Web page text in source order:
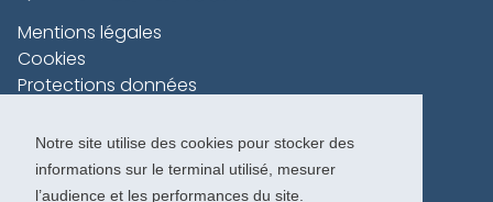
Notre site utilise des cookies pour stocker des
informations sur le terminal utilisé, mesurer
l’audience et les performances du site.
Mentions légales
Cookies
Protections données
Charte voyageur
Copyright 1996-2026